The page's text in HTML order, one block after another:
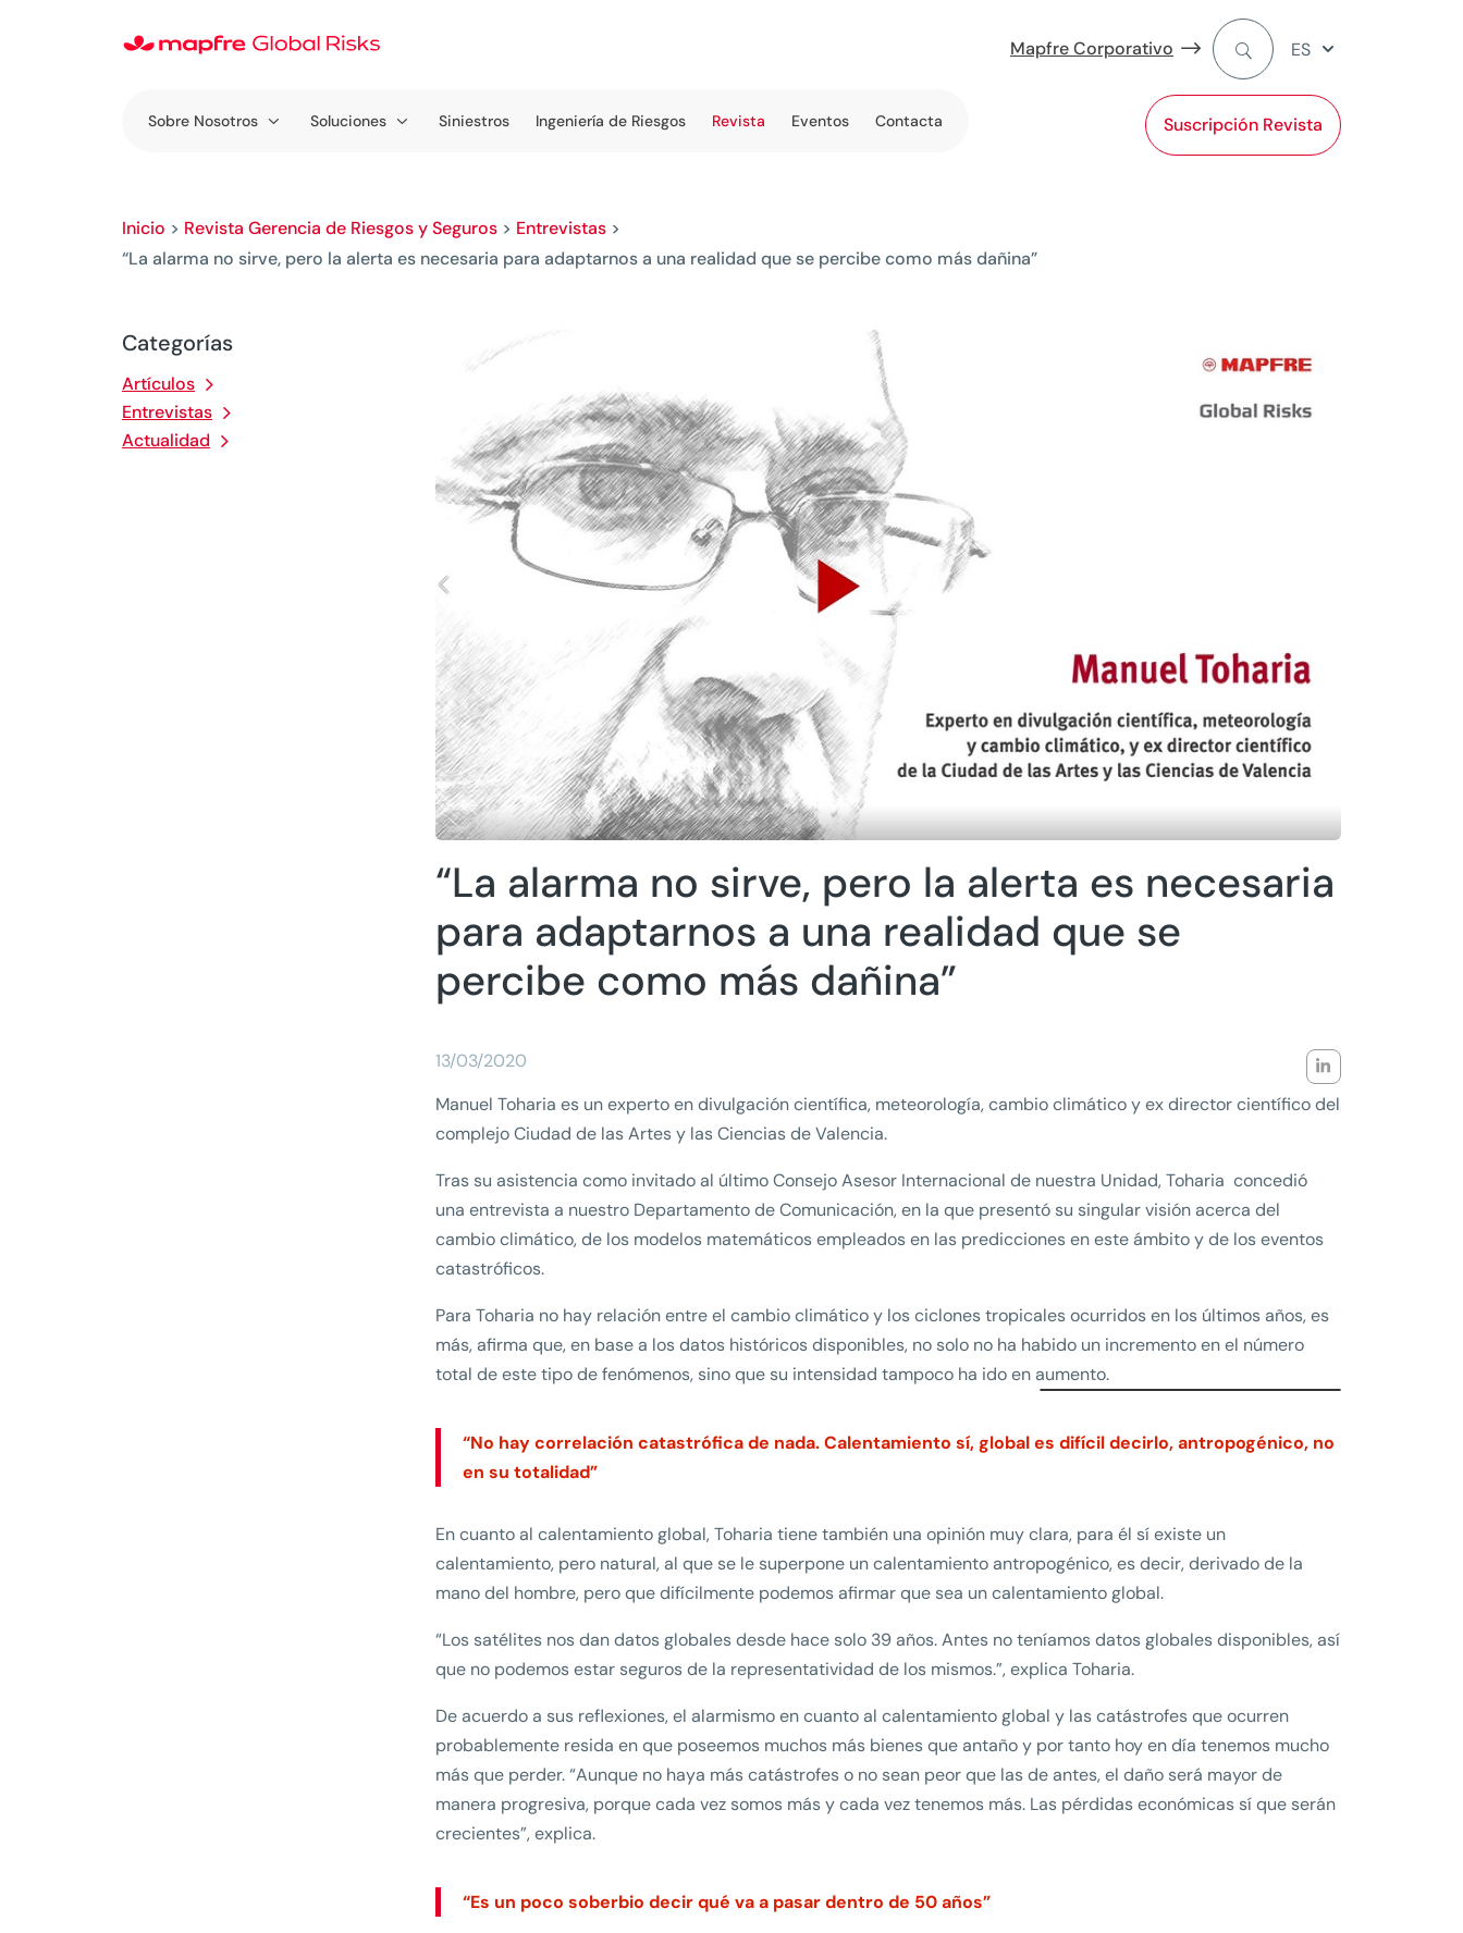
Mapfre Corporativo
Suscripción Revista
ES
Sobre Nosotros Soluciones Siniestros Ingeniería de Riesgos Revista Eventos Contacta
Inicio > Revista Gerencia de Riesgos y Seguros > Entrevistas >
“La alarma no sirve, pero la alerta es necesaria para adaptarnos a una realidad que se percibe como más dañina”
Categorías
Artículos
Entrevistas
Actualidad
“La alarma no sirve, pero la alerta es necesaria
para adaptarnos a una realidad que se
percibe como más dañina”
13/03/2020
Manuel Toharia es un experto en divulgación científica, meteorología, cambio climático y ex director científico del
complejo Ciudad de las Artes y las Ciencias de Valencia.
Tras su asistencia como invitado al último Consejo Asesor Internacional de nuestra Unidad, Toharia concedió
una entrevista a nuestro Departamento de Comunicación, en la que presentó su singular visión acerca del
cambio climático, de los modelos matemáticos empleados en las predicciones en este ámbito y de los eventos
catastróficos.
Para Toharia no hay relación entre el cambio climático y los ciclones tropicales ocurridos en los últimos años, es
más, afirma que, en base a los datos históricos disponibles, no solo no ha habido un incremento en el número
total de este tipo de fenómenos, sino que su intensidad tampoco ha ido en aumento.
“No hay correlación catastrófica de nada. Calentamiento sí, global es difícil decirlo, antropogénico, no
en su totalidad”
En cuanto al calentamiento global, Toharia tiene también una opinión muy clara, para él sí existe un
calentamiento, pero natural, al que se le superpone un calentamiento antropogénico, es decir, derivado de la
mano del hombre, pero que difícilmente podemos afirmar que sea un calentamiento global.
“Los satélites nos dan datos globales desde hace solo 39 años. Antes no teníamos datos globales disponibles, así
que no podemos estar seguros de la representatividad de los mismos.”, explica Toharia.
De acuerdo a sus reflexiones, el alarmismo en cuanto al calentamiento global y las catástrofes que ocurren
probablemente resida en que poseemos muchos más bienes que antaño y por tanto hoy en día tenemos mucho
más que perder. “Aunque no haya más catástrofes o no sean peor que las de antes, el daño será mayor de
manera progresiva, porque cada vez somos más y cada vez tenemos más. Las pérdidas económicas sí que serán
crecientes”, explica.
“Es un poco soberbio decir qué va a pasar dentro de 50 años”